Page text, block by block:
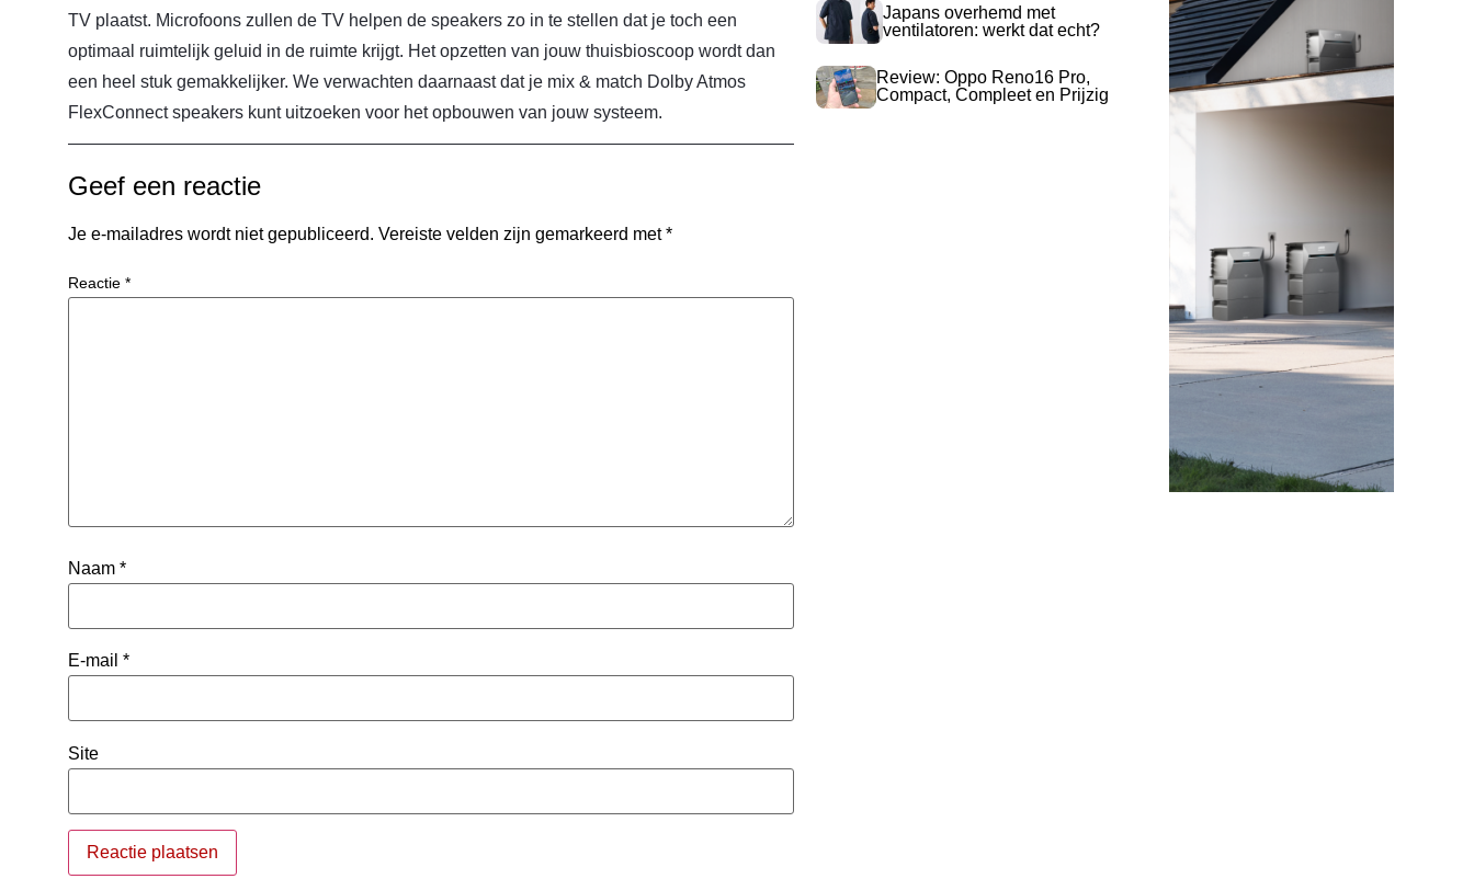
TV plaatst. Microfoons zullen de TV helpen de speakers zo in te stellen dat je toch een
optimaal ruimtelijk geluid in de ruimte krijgt. Het opzetten van jouw thuisbioscoop wordt dan
een heel stuk gemakkelijker. We verwachten daarnaast dat je mix & match Dolby Atmos
FlexConnect speakers kunt uitzoeken voor het opbouwen van jouw systeem.
Geef een reactie
Je e-mailadres wordt niet gepubliceerd. Vereiste velden zijn gemarkeerd met*
Reactie *
Naam *
E-mail *
Site
Japans overhemd met
ventilatoren: werkt dat echt?
Review: Oppo Reno16 Pro,
Compact, Compleet en Prijzig